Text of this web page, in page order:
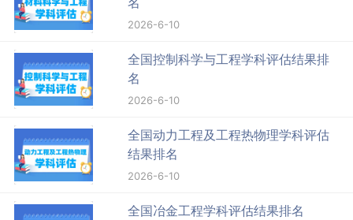
2026-6-10
全国控制科学与工程学科评估结果排
名
2026-6-10
全国动力工程及工程热物理学科评估
结果排名
2026-6-10
全国冶金工程学科评估结果排名